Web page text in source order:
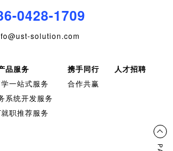
0428-1709
solution.com
品服务
一站式服务
系统开发服务
职推荐服务
携手同行
合作共赢
人才招聘